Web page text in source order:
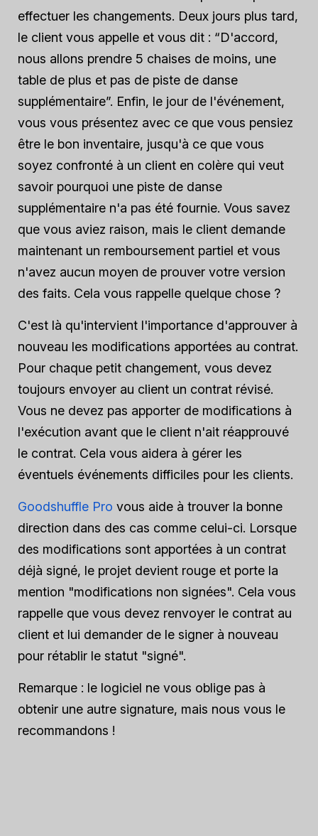
effectuer les changements. Deux jours plus tard,
le client vous appelle et vous dit : “D'accord,
nous allons prendre 5 chaises de moins, une
table de plus et pas de piste de danse
supplémentaire”. Enfin, le jour de l'événement,
vous vous présentez avec ce que vous pensiez
être le bon inventaire, jusqu'à ce que vous
soyez confronté à un client en colère qui veut
savoir pourquoi une piste de danse
supplémentaire n'a pas été fournie. Vous savez
que vous aviez raison, mais le client demande
maintenant un remboursement partiel et vous
n'avez aucun moyen de prouver votre version
des faits. Cela vous rappelle quelque chose ?
C'est là qu'intervient l'importance d'approuver à
nouveau les modifications apportées au contrat.
Pour chaque petit changement, vous devez
toujours envoyer au client un contrat révisé.
Vous ne devez pas apporter de modifications à
l'exécution avant que le client n'ait réapprouvé
le contrat. Cela vous aidera à gérer les
éventuels événements difficiles pour les clients.
Goodshuffle Pro vous aide à trouver la bonne
direction dans des cas comme celui-ci. Lorsque
des modifications sont apportées à un contrat
déjà signé, le projet devient rouge et porte la
mention "modifications non signées". Cela vous
rappelle que vous devez renvoyer le contrat au
client et lui demander de le signer à nouveau
pour rétablir le statut "signé".
Remarque : le logiciel ne vous oblige pas à
obtenir une autre signature, mais nous vous le
recommandons !